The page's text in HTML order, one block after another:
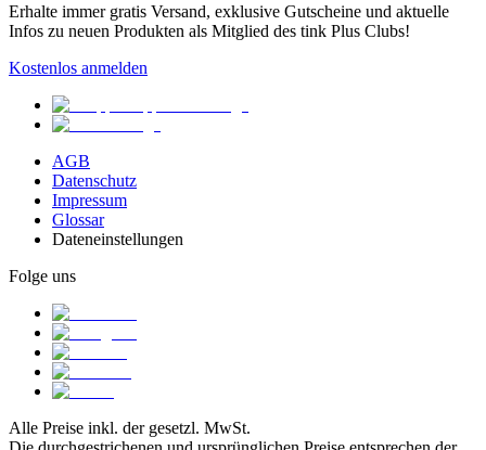
Erhalte immer gratis Versand, exklusive Gutscheine und aktuelle
Infos zu neuen Produkten als Mitglied des tink Plus Clubs!
Kostenlos anmelden
AGB
Datenschutz
Impressum
Glossar
Dateneinstellungen
Folge uns
Alle Preise inkl. der gesetzl. MwSt.